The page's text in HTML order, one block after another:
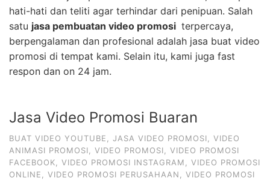
hati-hati dan teliti agar terhindar dari penipuan. Salah
satu jasa pembuatan video promosi terpercaya,
berpengalaman dan profesional adalah jasa buat video
promosi di tempat kami. Selain itu, kami juga fast
respon dan on 24 jam.
Jasa Video Promosi Buaran
BUAT VIDEO YOUTUBE, JASA VIDEO PROMOSI, VIDEO
ANIMASI PROMOSI, VIDEO PROMOSI, VIDEO PROMOSI
FACEBOOK, VIDEO PROMOSI INSTAGRAM, VIDEO PROMOSI
ONLINE, VIDEO PROMOSI PERUSAHAAN, VIDEO PROMOSI